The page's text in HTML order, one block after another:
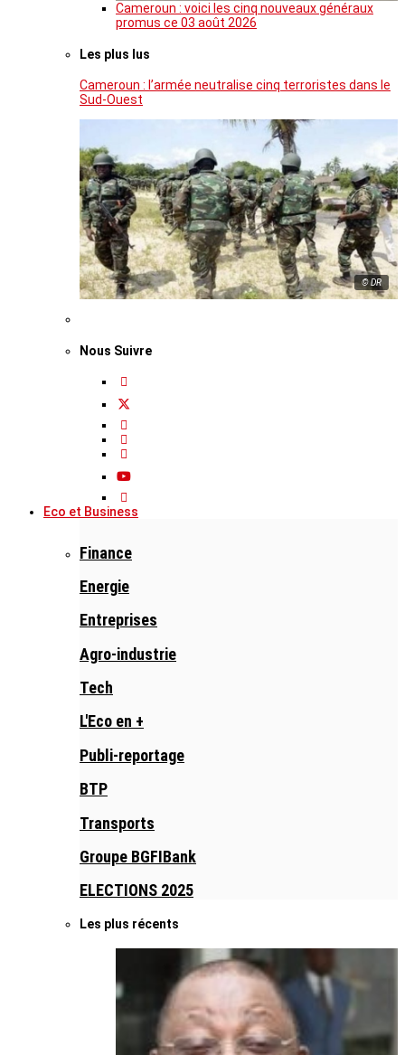
Cameroun : voici les cinq nouveaux généraux
promus ce 03 août 2026
Les plus lus
Cameroun : l’armée neutralise cinq terroristes dans le
Sud-Ouest
© DR
Nous Suivre
Eco et Business
Finance
Energie
Entreprises
Agro-industrie
Tech
L'Eco en +
Publi-reportage
BTP
Transports
Groupe BGFIBank
ELECTIONS 2025
Les plus récents